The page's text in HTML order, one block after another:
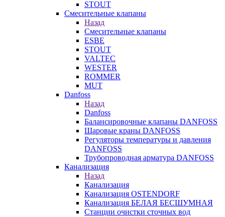
STOUT
Смесительные клапаны
Назад
Смесительные клапаны
ESBE
STOUT
VALTEC
WESTER
ROMMER
MUT
Danfoss
Назад
Danfoss
Балансировочные клапаны DANFOSS
Шаровые краны DANFOSS
Регуляторы температуры и давления
DANFOSS
Трубопроводная арматура DANFOSS
Канализация
Назад
Канализация
Канализация OSTENDORF
Канализация БЕЛАЯ БЕСШУМНАЯ
Станции очистки сточных вод